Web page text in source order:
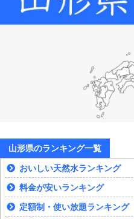
山形県のランキング一覧
おいしい天然水ランキング
料金が安いランキング
定額制・使い放題ランキング